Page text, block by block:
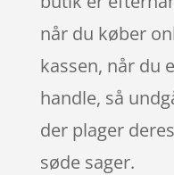
når du køber
kassen, når du
handle, så
der plager
søde sager.